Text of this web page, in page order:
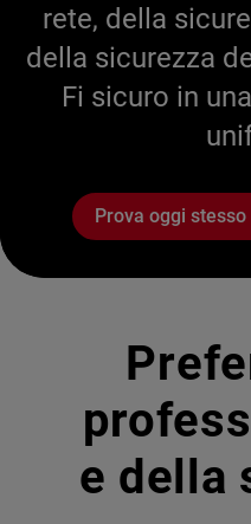
rete, della
della sicurezza
Fi sicuro in
Prova oggi
e della